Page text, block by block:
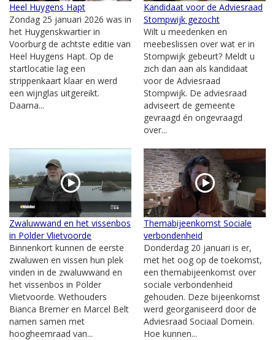
Heel Huygens Hapt
Zondag 25 januari 2026 was in
het Huygenskwartier in
Voorburg de achtste editie van
Heel Huygens Hapt. Op de
startlocatie lag een
strippenkaart klaar en werd
een wijnglas uitgereikt.
Daarna...
Kandidaat voor de Adviesraad
Stompwijk gezocht
Wilt u meedenken en
meebeslissen over wat er in
Stompwijk gebeurt? Meldt u
zich dan aan als kandidaat
voor de Adviesraad
Stompwijk. De adviesraad
adviseert de gemeente
gevraagd én ongevraagd
over...
Zwaluwwand en het vissenbos
in Polder Vlietvoorde
Binnenkort kunnen de eerste
zwaluwen en vissen hun plek
vinden in de zwaluwwand en
het vissenbos in Polder
Vlietvoorde. Wethouders
Bianca Bremer en Marcel Belt
namen samen met
hoogheemraad van...
Themabijeenkomst Sociale
verbondenheid
Donderdag 20 januari is er,
met het oog op de toekomst,
een themabijeenkomst over
sociale verbondenheid
gehouden. Deze bijeenkomst
werd georganiseerd door de
Adviesraad Sociaal Domein.
Hoe kunnen...